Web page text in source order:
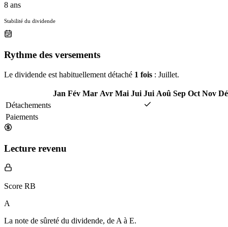
8 ans
Stabilité du dividende
Rythme des versements
Le dividende est habituellement détaché 1 fois : Juillet.
Jan Fév Mar Avr Mai Jui Jui Aoû Sep Oct Nov
Détachements
Paiements
Lecture revenu
Score RB
A
La note de sûreté du dividende, de A à E.